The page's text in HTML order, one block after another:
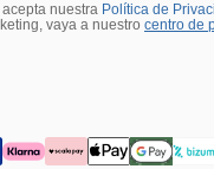
nuestra Política de
vaya a nuestro centro de